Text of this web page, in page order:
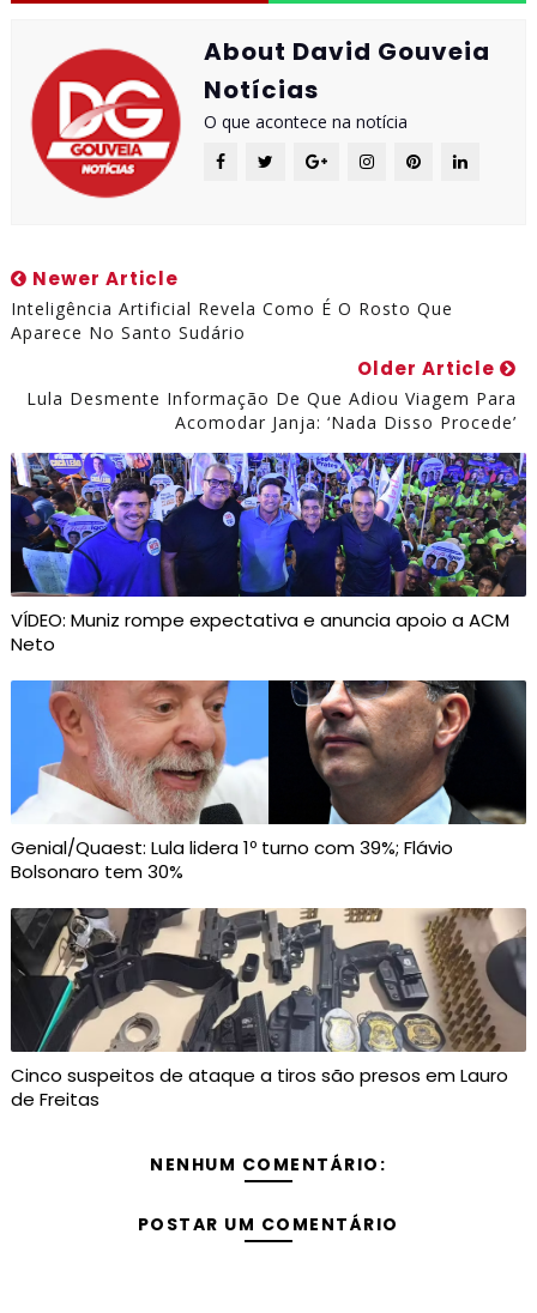
About David Gouveia
Notícias
O que acontece na notícia
Newer Article
Inteligência Artificial Revela Como É O Rosto Que
Aparece No Santo Sudário
Older Article
Lula Desmente Informação De Que Adiou Viagem Para
Acomodar Janja: ‘Nada Disso Procede’
VÍDEO: Muniz rompe expectativa e anuncia apoio a ACM
Neto
Genial/Quaest: Lula lidera 1º turno com 39%; Flávio
Bolsonaro tem 30%
Cinco suspeitos de ataque a tiros são presos em Lauro
de Freitas
NENHUM COMENTÁRIO:
POSTAR UM COMENTÁRIO